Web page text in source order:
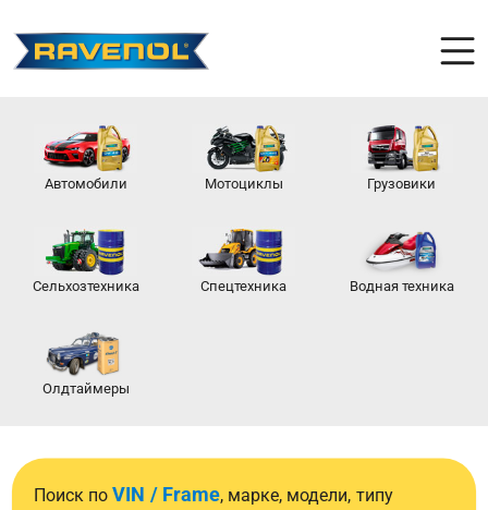
Автомобили Мотоциклы Грузовики
Сельхозтехника Спецтехника Водная техника
Олдтаймеры
Поиск поVIN / Frame, марке, модели, типу